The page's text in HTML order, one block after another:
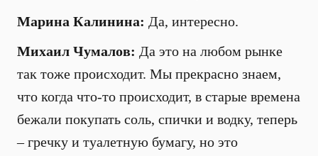
Марина Калинина: Да, интересно.
Михаил Чумалов: Да это на любом рынке
так тоже происходит. Мы прекрасно знаем,
что когда что-то происходит, в старые времена
бежали покупать соль, спички и водку, теперь
– гречку и туалетную бумагу, но это